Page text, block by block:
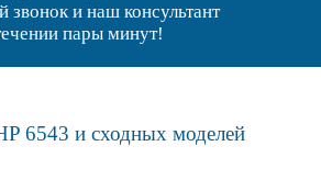
звонок и наш консультант
пары минут!
6543 и сходных моделей